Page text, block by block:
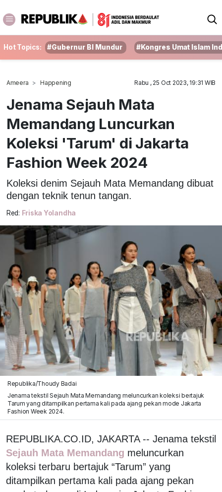
Hot Topics: #Gubernur BI Mundur #Kongres Umat Islam
Ameera Happening Rabu , 25 Oct 2023, 19:31 WIB
Jenama Sejauh Mata
Memandang Luncurkan
Koleksi 'Tarum' di Jakarta
Fashion Week 2024
Koleksi denim Sejauh Mata Memandang dibuat
dengan teknik tenun tangan.
Red: Friska Yolandha
Republika/Thoudy Badai
Jenama tekstil Sejauh Mata Memandang meluncurkan koleksi bertajuk
Tarum yang ditampilkan pertama kali pada ajang pekan mode Jakarta
Fashion Week 2024.
REPUBLIKA.CO.ID, JAKARTA -- Jenama tekstil
Sejauh Mata Memandang meluncurkan
koleksi terbaru bertajuk “Tarum” yang
ditampilkan pertama kali pada ajang pekan